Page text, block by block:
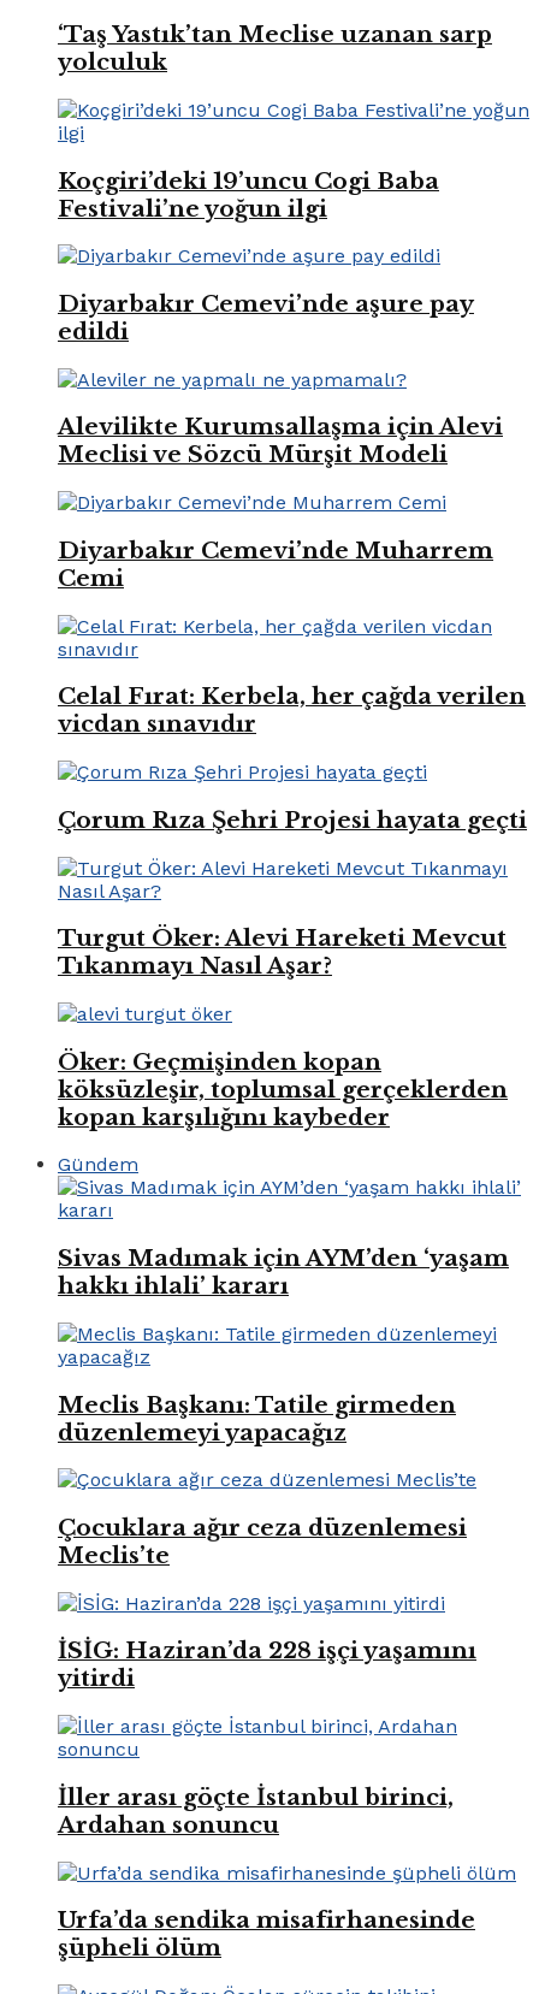
‘Taş Yastık’tan Meclise uzanan sarp
yolculuk
Koçgiri’deki 19’uncu Cogi Baba
Festivali’ne yoğun ilgi
Diyarbakır Cemevi’nde aşure pay
edildi
Alevilikte Kurumsallaşma için Alevi
Meclisi ve Sözcü Mürşit Modeli
Diyarbakır Cemevi’nde Muharrem
Cemi
Celal Fırat: Kerbela, her çağda verilen
vicdan sınavıdır
Çorum Rıza Şehri Projesi hayata geçti
Turgut Öker: Alevi Hareketi Mevcut
Tıkanmayı Nasıl Aşar?
Öker: Geçmişinden kopan
köksüzleşir, toplumsal gerçeklerden
kopan karşılığını kaybeder
Gündem
Sivas Madımak için AYM’den ‘yaşam
hakkı ihlali’ kararı
Meclis Başkanı: Tatile girmeden
düzenlemeyi yapacağız
Çocuklara ağır ceza düzenlemesi
Meclis’te
İSİG: Haziran’da 228 işçi yaşamını
yitirdi
İller arası göçte İstanbul birinci,
Ardahan sonuncu
Urfa’da sendika misafirhanesinde
şüpheli ölüm